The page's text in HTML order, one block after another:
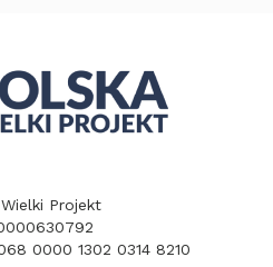
Projekt
0000 1302 0314 8210